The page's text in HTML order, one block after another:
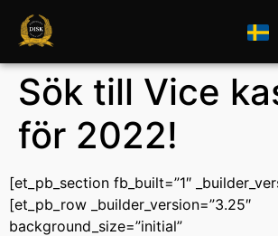
Sök till Vice
för 2022!
[et_pb_section fb_built=”1″
[et_pb_row _builder_version=”3.25″
background_size=”initial”